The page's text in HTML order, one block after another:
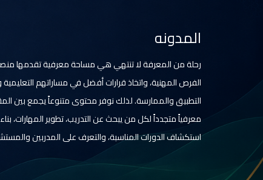
المدونه
رحلة من المعرفة لا تنتهي هي مساحة معرفية تقدمها منصة
الفرص المهنية، واتخاذ قرارات أفضل في مساراتهم
التطبيق والممارسة. لذلك نوفر محتوى متنوعاً يجمع بين
معرفياً متجدداً لكل من يبحث عن التدريب، تطوير
استكشاف الدورات المناسبة، والتعرف على المدربين